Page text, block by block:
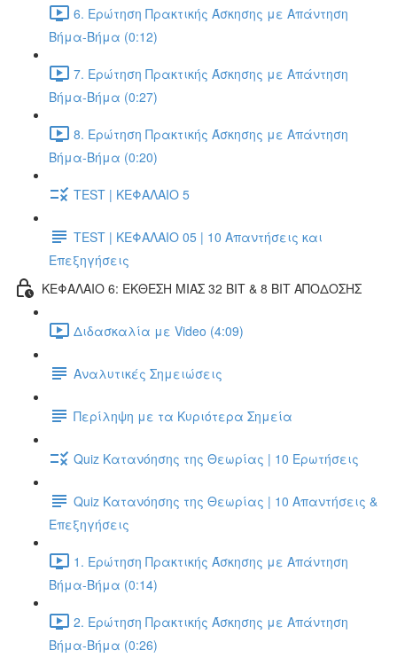
6. Ερώτηση Πρακτικής Άσκησης με Απάντηση
Βήμα-Βήμα (0:12)
7. Ερώτηση Πρακτικής Άσκησης με Απάντηση
Βήμα-Βήμα (0:27)
8. Ερώτηση Πρακτικής Άσκησης με Απάντηση
Βήμα-Βήμα (0:20)
TEST | ΚΕΦΑΛΑΙΟ 5
TEST | ΚΕΦΑΛΑΙΟ 05 | 10 Απαντήσεις και
Επεξηγήσεις
ΚΕΦΑΛΑΙΟ 6: ΕΚΘΕΣΗ ΜΙΑΣ 32 BIT & 8 BIT ΑΠΟΔΟΣΗΣ
Διδασκαλία με Video (4:09)
Αναλυτικές Σημειώσεις
Περίληψη με τα Κυριότερα Σημεία
Quiz Κατανόησης της Θεωρίας | 10 Ερωτήσεις
Quiz Κατανόησης της Θεωρίας | 10 Απαντήσεις &
Επεξηγήσεις
1. Ερώτηση Πρακτικής Άσκησης με Απάντηση
Βήμα-Βήμα (0:14)
2. Ερώτηση Πρακτικής Άσκησης με Απάντηση
Βήμα-Βήμα (0:26)